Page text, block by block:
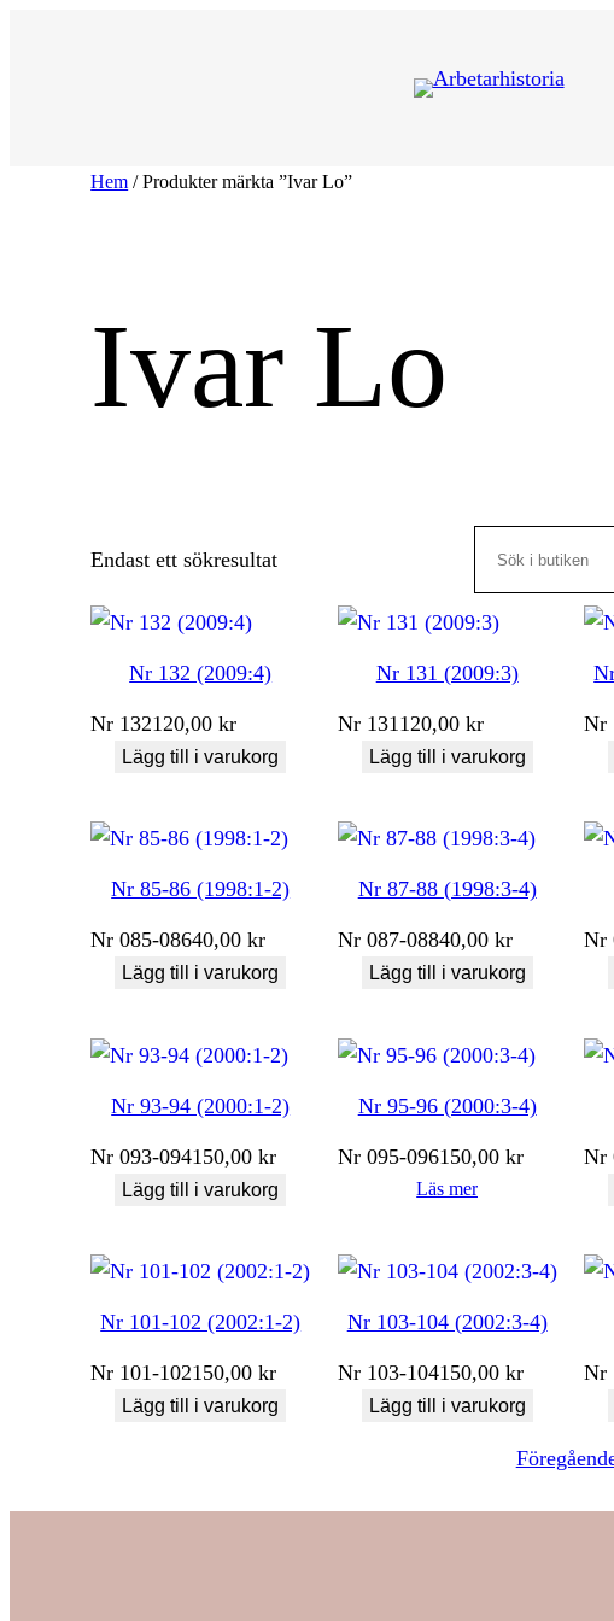
Hem / Produkter märkta ”Ivar Lo”
Ivar Lo
Endast ett sökresultat
Nr 132 (2009:4)
Nr 132120,00kr
Lägg till i varukorg
Nr 131 (2009:3)
Nr 131120,00 kr
Lägg till i varukorg
Nr
Nr 85-86 (1998:1-2)
Nr 085-08640,00kr
Lägg till i varukorg
Nr 87-88 (1998:3-4)
Nr 087-08840,00 kr
Lägg till i varukorg
Nr
Nr 93-94 (2000:1-2)
Nr 093-094150,00kr
Lägg till i varukorg
Nr 95-96 (2000:3-4)
Nr 095-096150,00 kr
Läs mer
Nr
Nr 101-102 (2002:1-2)
Nr 101-102150,00kr
Lägg till i varukorg
Nr 103-104 (2002:3-4)
Nr 103-104150,00 kr
Lägg till i varukorg
Nr